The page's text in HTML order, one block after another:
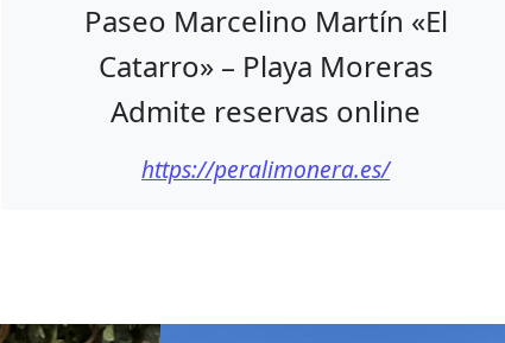
Paseo Marcelino Martín «El
Catarro» – Playa Moreras
Admite reservas online
https://peralimonera.es/